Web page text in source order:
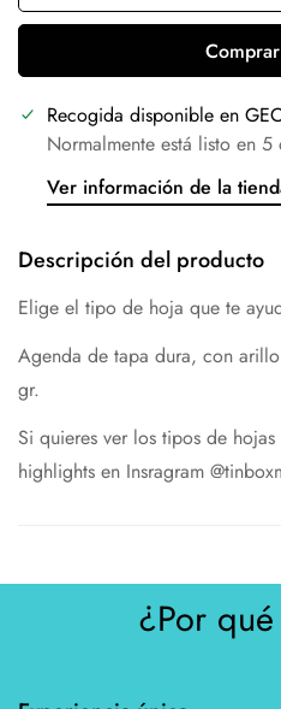
Recogida disponible en
Normalmente está listo en 5
Ver información de la
Descripción del producto
Elige el tipo de hoja que te
Agenda de tapa dura, con
gr.
Si quieres ver los tipos de
highlights en Insragram
¿Por